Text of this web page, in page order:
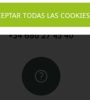
Whatsapp
+34 680 27 45 40
TODAS LAS COOKIES